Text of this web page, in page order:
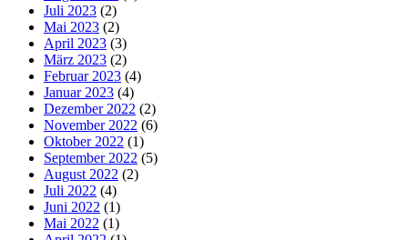
Juli 2023 (2)
Mai 2023 (2)
April 2023 (3)
März 2023 (2)
Februar 2023 (4)
Januar 2023 (4)
Dezember 2022 (2)
November 2022 (6)
Oktober 2022 (1)
September 2022 (5)
August 2022 (2)
Juli 2022 (4)
Juni 2022 (1)
Mai 2022 (1)